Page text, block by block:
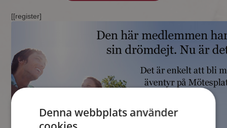
[[register]
Denna webbplats använder